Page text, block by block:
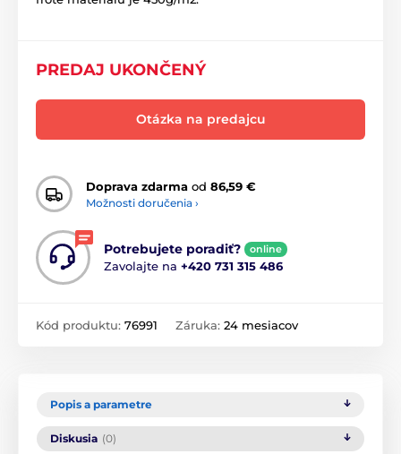
PREDAJ UKONČENÝ
Otázka na predajcu
Doprava zdarma od 86,59 €
Možnosti doručenia ›
Potrebujete poradiť? online
Zavolajte na +420 731 315 486
Kód produktu: 76991 Záruka: 24 mesiacov
Popis a parametre
Diskusia (0)